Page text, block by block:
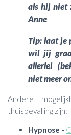
als hij niet
Anne
Tip: laat je
wil jij
allerlei
niet meer
Andere
thuisbevalling zijn:
Hypnose -